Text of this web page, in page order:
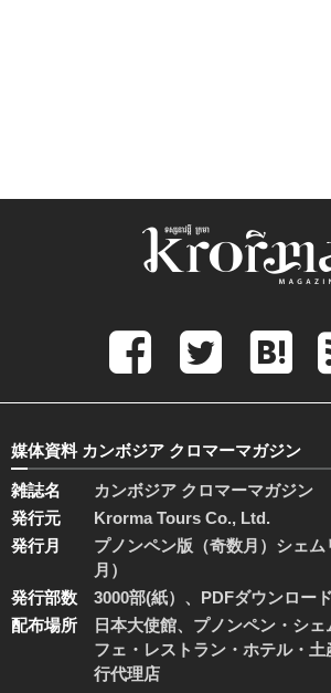
媒体資料 カンボジア クロマーマガジン
雑誌名
カンボジア クロマーマガジン
発行元
Krorma Tours Co., Ltd.
発行月
プノンペン版（奇数月）シェ
月）
発行部数
3000部(紙）、PDFダウンロー
配布場所
日本大使館、プノンペン・シ
フェ・レストラン・ホテル・
行代理店